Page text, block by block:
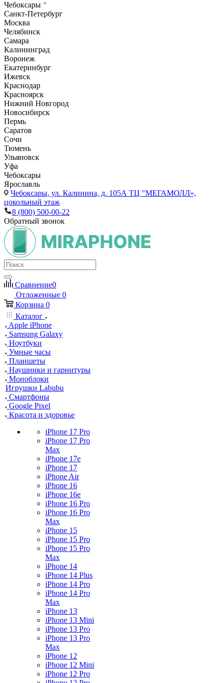
Чебоксары
Санкт-Петербург
Москва
Челябинск
Самара
Калининград
Воронеж
Екатеринбург
Ижевск
Краснодар
Красноярск
Нижний Новгород
Новосибирск
Пермь
Саратов
Сочи
Тюмень
Ульяновск
Уфа
Чебоксары
Ярославль
Чебоксары, ул. Калинина, д. 105А ТЦ "МЕГАМОЛЛ»,
цокольный этаж
8 (800) 500-00-22
Обратный звонок
Сравнение0
Отложенные 0
Корзина 0
Каталог
Apple iPhone
Samsung Galaxy
Ноутбуки
Умные часы
Планшеты
Наушники и гарнитуры
Моноблоки
Игрушки Labubu
Смартфоны
Google Pixel
Красота и здоровье
iPhone 17 Pro
iPhone 17 Pro
Max
iPhone 17e
iPhone 17
iPhone Air
iPhone 16
iPhone 16e
iPhone 16 Pro
iPhone 16 Pro
Max
iPhone 15
iPhone 15 Pro
iPhone 15 Pro
Max
iPhone 14
iPhone 14 Plus
iPhone 14 Pro
iPhone 14 Pro
Max
iPhone 13
iPhone 13 Mini
iPhone 13 Pro
iPhone 13 Pro
Max
iPhone 12
iPhone 12 Mini
iPhone 12 Pro